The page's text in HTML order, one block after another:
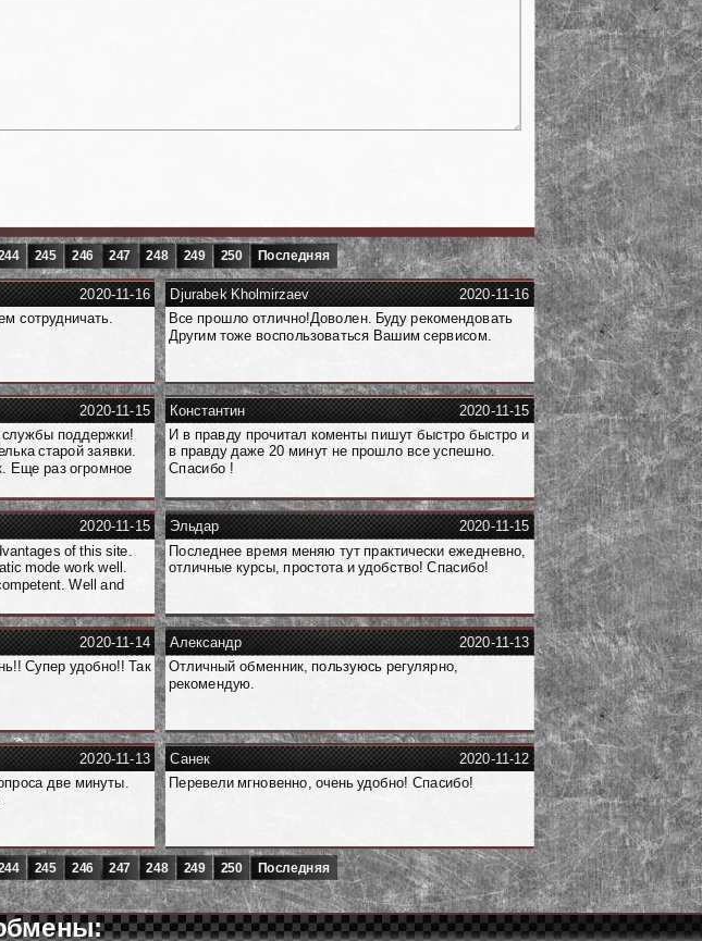
245 246 247 248 249 250 Последняя
2020-11-16
сотрудничать.
2020-11-16
Djurabek Kholmirzaev
Все прошло отлично!Доволен. Буду рекомендовать
Другим тоже воспользоваться Вашим сервисом.
2020-11-15
поддержки!
старой заявки.
Еще раз огромное
2020-11-15
Константин
И в правду прочитал коменты пишут быстро быстро и
в правду даже 20 минут не прошло все успешно.
Спасибо !
2020-11-15
of this site.
mode work well.
Well and
2020-11-15
Эльдар
Последнее время меняю тут практически ежедневно,
отличные курсы, простота и удобство! Спасибо!
2020-11-14
Супер удобно!! Так
2020-11-13
Александр
Отличный обменник, пользуюсь регулярно,
рекомендую.
2020-11-13
две минуты.
2020-11-12
Санек
Перевели мгновенно, очень удобно! Спасибо!
245 246 247 248 249 250 Последняя